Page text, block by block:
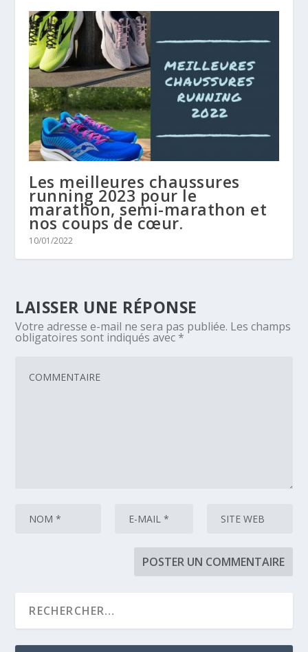
Les meilleures chaussures
running 2023 pour le
marathon, semi-marathon et
nos coups de cœur.
10/01/2022
LAISSER UNE RÉPONSE
Votre adresse e-mail ne sera pas publiée. Les champs
obligatoires sont indiqués avec *